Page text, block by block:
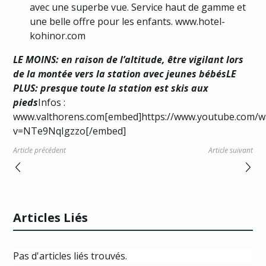
avec une superbe vue. Service haut de gamme et
une belle offre pour les enfants.www.hotel-
kohinor.com
LE MOINS: en raison de l’altitude, être vigilant lors
de la montée vers la station avec jeunes bébésLE
PLUS: presque toute la station est skis aux
piedsInfos :
www.valthorens.com[embed]https://www.youtube.com/
v=NTe9NqIgzzo[/embed]
Article précédent Article suivant
Articles Liés
Pas d'articles liés trouvés.